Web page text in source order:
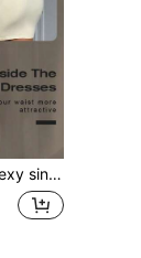
de Body ajustado, verano